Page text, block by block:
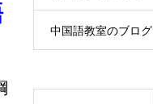
中国語教室のブログ